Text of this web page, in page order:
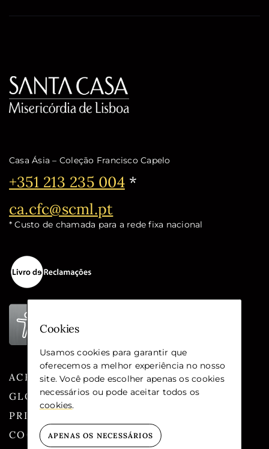
Casa Ásia – Coleção Francisco Capelo
Telefone:
+351 213 235 004*
Email:
ca.cfc@scml.pt
* Custo de chamada para a rede fixa nacional
ACESSIBILIDADE
GLOSSÁRIO
PRIVACIDADE
COOKIES
Cookies
Usamos cookies para garantir que
oferecemos a melhor experiência no nosso
site. Você pode escolher apenas os cookies
necessários ou pode aceitar todos os
cookies.
APENAS OS NECESSÁRIOS